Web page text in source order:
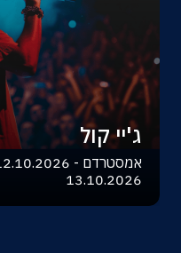
ג'יי קול
13.10.2026